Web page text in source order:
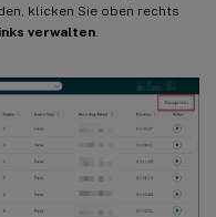
klicken Sie oben rechts
verwalten.